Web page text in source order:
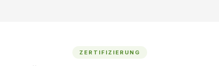
ZERTIFIZIERUNG